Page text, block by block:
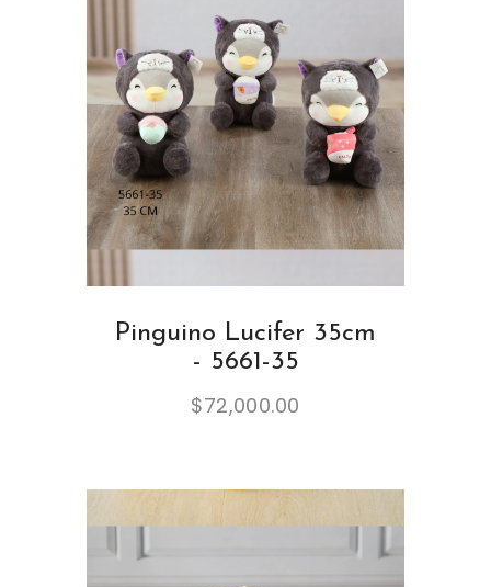
Pinguino Lucifer 35cm
- 5661-35
$72,000.00